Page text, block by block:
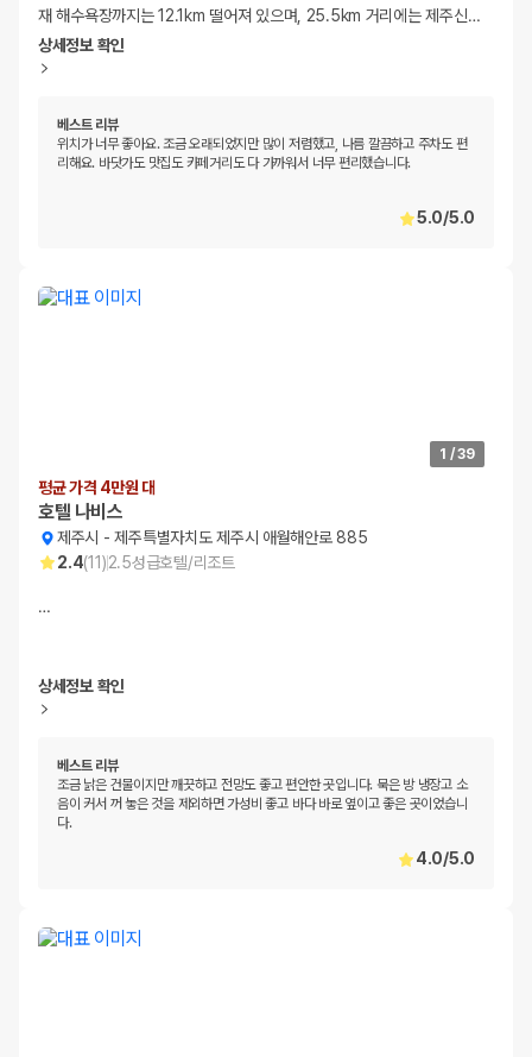
재 해수욕장까지는 12.1km 떨어져 있으며, 25.5km 거리에는 제주신…
상세정보 확인
베스트 리뷰
위치가 너무 좋아요. 조금 오래되었지만 많이 저렴했고, 나름 깔끔하고 주차도 편
리해요. 바닷가도 맛집도 카페거리도 다 가까워서 너무 편리했습니다.
5.0/5.0
1 /39
평균 가격 4만원 대
호텔 나비스
제주시 -제주특별자치도 제주시 애월해안로 885
2.4(11)2.5성급호텔/리조트
…
상세정보 확인
베스트 리뷰
조금 낡은 건물이지만 깨끗하고 전망도 좋고 편안한 곳입니다. 묵은 방 냉장고 소
음이 커서 꺼 놓은 것을 제외하면 가성비 좋고 바다 바로 옆이고 좋은 곳이었습니
다.
4.0/5.0